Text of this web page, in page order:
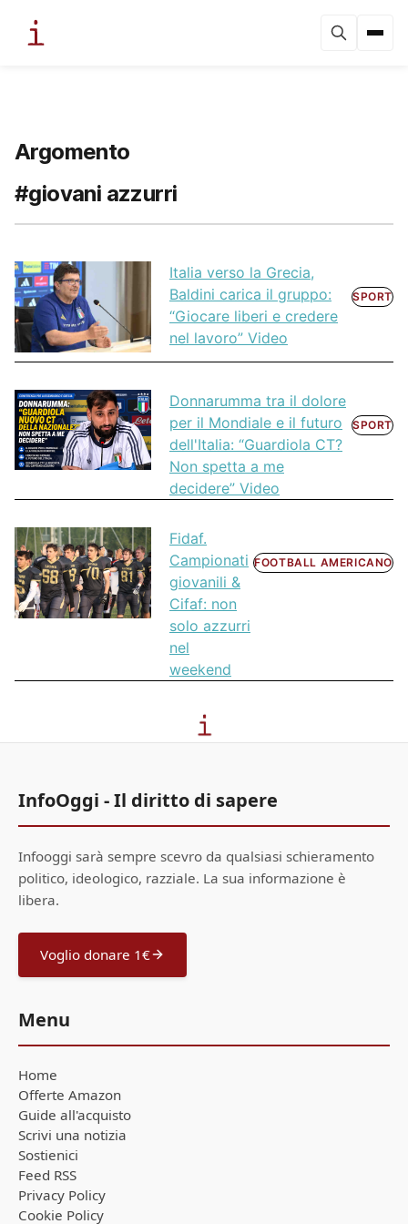
Argomento
#giovani azzurri
Italia verso la Grecia,
Baldini carica il gruppo:
“Giocare liberi e credere
nel lavoro” Video
SPORT
Donnarumma tra il dolore
per il Mondiale e il futuro
dell'Italia: “Guardiola CT?
Non spetta a me
decidere” Video
SPORT
Fidaf.
Campionati
giovanili &
Cifaf: non
solo azzurri
nel
weekend
FOOTBALL AMERICANO
InfoOggi - Il diritto di sapere
Infooggi sarà sempre scevro da qualsiasi schieramento
politico, ideologico, razziale. La sua informazione è
libera.
Voglio donare 1€
Menu
Home
Offerte Amazon
Guide all'acquisto
Scrivi una notizia
Sostienici
Feed RSS
Privacy Policy
Cookie Policy